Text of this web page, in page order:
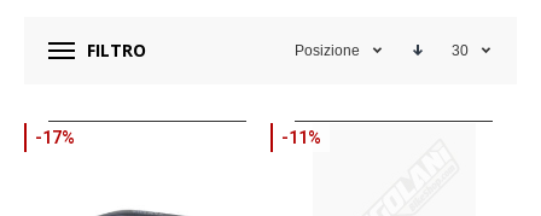
FILTRO Posizione 30
-17% -11%